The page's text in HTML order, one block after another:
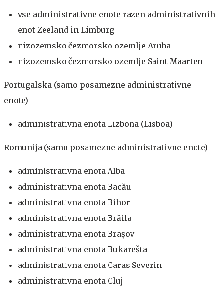
vse administrativne enote razen administrativnih
enot Zeeland in Limburg
nizozemsko čezmorsko ozemlje Aruba
nizozemsko čezmorsko ozemlje Saint Maarten
Portugalska (samo posamezne administrativne
enote)
administrativna enota Lizbona (Lisboa)
Romunija (samo posamezne administrativne enote)
administrativna enota Alba
administrativna enota Bacău
administrativna enota Bihor
administrativna enota Brăila
administrativna enota Brașov
administrativna enota Bukarešta
administrativna enota Caras Severin
administrativna enota Cluj